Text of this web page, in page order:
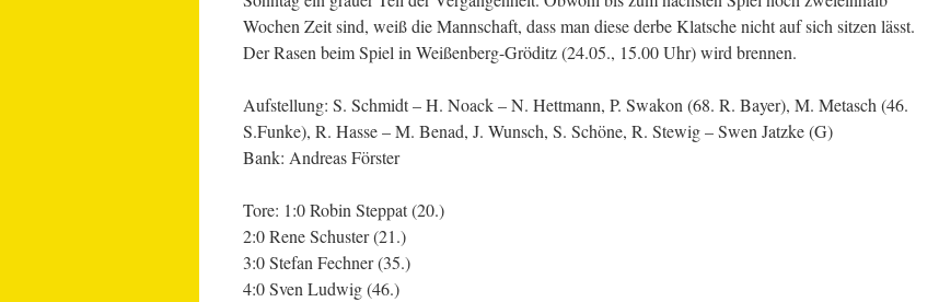
Wochen Zeit sind, weiß die Mannschaft, dass man diese derbe Klatsche nicht auf sich sitzen lässt.
Der Rasen beim Spiel in Weißenberg-Gröditz (24.05., 15.00 Uhr) wird brennen.
Aufstellung: S. Schmidt – H. Noack – N. Hettmann, P. Swakon (68. R. Bayer), M. Metasch (46.
S.Funke), R. Hasse – M. Benad, J. Wunsch, S. Schöne, R. Stewig – Swen Jatzke (G)
Bank: Andreas Förster
Tore: 1:0 Robin Steppat (20.)
2:0 Rene Schuster (21.)
3:0 Stefan Fechner (35.)
4:0 Sven Ludwig (46.)